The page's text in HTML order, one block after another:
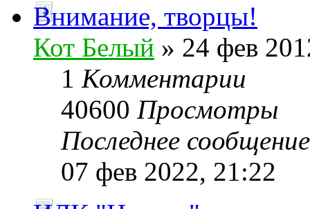
Внимание, творцы!
Кот Белый » 24 фев
1 Комментарии
40600 Просмотры
Последнее
07 фев 2022, 21:22